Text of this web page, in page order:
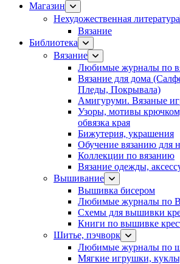
Магазин
Нехудожественная литература
Вязание
Библиотека
Вязание
Любимые журналы по
Вязание для дома
Пледы, Покрывала)
Амигуруми. Вязаные
Узоры, мотивы
обвязка края
Бижутерия, украшения
Обучение вязанию для
Коллекции по вязанию
Вязание одежды,
Вышивание
Вышивка бисером
Любимые журналы по
Схемы для вышивки
Книги по вышивке
Шитье, пэчворк
Любимые журналы по
Мягкие игрушки,